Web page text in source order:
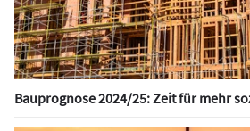
Bauprognose 2024/25: Zeit für mehr